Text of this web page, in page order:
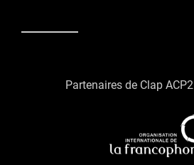
Partenaires de Clap ACP2